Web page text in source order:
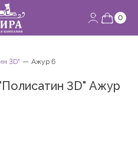
0
3D"
Ажур 6
3D" Ажур